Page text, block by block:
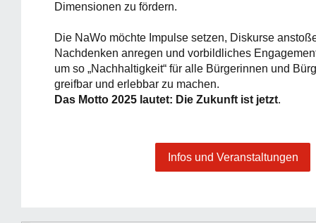
Dimensionen zu fördern.
Die NaWo möchte Impulse setzen, Diskurse
Nachdenken anregen und vorbildliches
um so „Nachhaltigkeit“ für alle Bürgerinnen und
greifbar und erlebbar zu machen.
Das Motto 2025 lautet: Die Zukunft ist jetzt.
Infos und Veranstaltungen